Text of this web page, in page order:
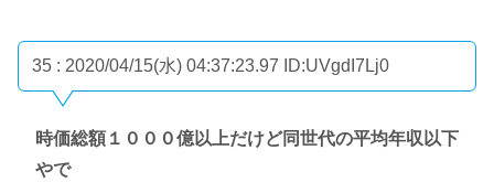
35 : 2020/04/15(水) 04:37:23.97 ID:UVgdI7Lj0
時価総額１０００億以上だけど同世代の平均年収以下
やで